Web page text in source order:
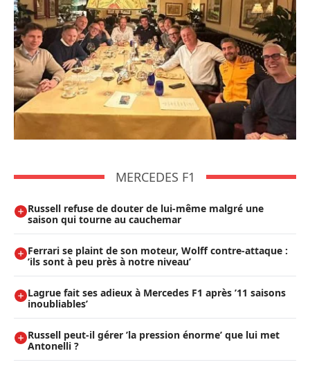
MERCEDES F1
Russell refuse de douter de lui-même malgré une
saison qui tourne au cauchemar
Ferrari se plaint de son moteur, Wolff contre-attaque :
’ils sont à peu près à notre niveau’
Lagrue fait ses adieux à Mercedes F1 après ’11 saisons
inoubliables’
Russell peut-il gérer ’la pression énorme’ que lui met
Antonelli ?